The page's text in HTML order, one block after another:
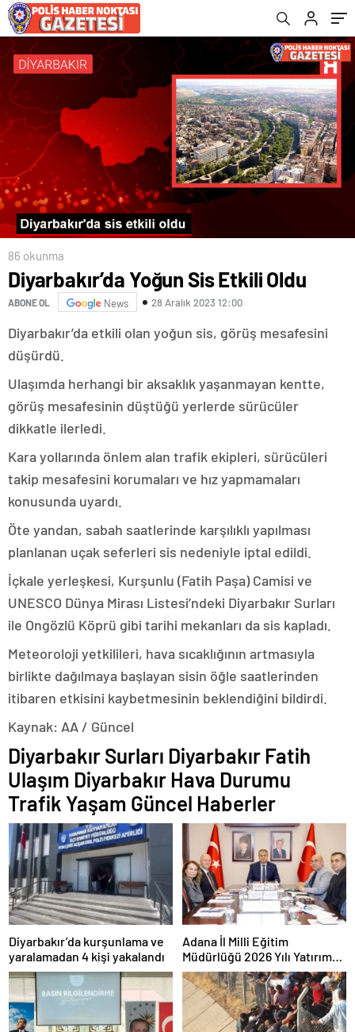
86 okunma
Diyarbakır’da Yoğun Sis Etkili Oldu
ABONE OL News 28 Aralık 2023 12:00
Diyarbakır’da etkili olan yoğun sis, görüş mesafesini
düşürdü.
Ulaşımda herhangi bir aksaklık yaşanmayan kentte,
görüş mesafesinin düştüğü yerlerde sürücüler
dikkatle ilerledi.
Kara yollarında önlem alan trafik ekipleri, sürücüleri
takip mesafesini korumaları ve hız yapmamaları
konusunda uyardı.
Öte yandan, sabah saatlerinde karşılıklı yapılması
planlanan uçak seferleri sis nedeniyle iptal edildi.
İçkale yerleşkesi, Kurşunlu (Fatih Paşa) Camisi ve
UNESCO Dünya Mirası Listesi’ndeki Diyarbakır Surları
ile Ongözlü Köprü gibi tarihi mekanları da sis kapladı.
Meteoroloji yetkilileri, hava sıcaklığının artmasıyla
birlikte dağılmaya başlayan sisin öğle saatlerinden
itibaren etkisini kaybetmesinin beklendiğini bildirdi.
Kaynak: AA / Güncel
Diyarbakır Surları Diyarbakır Fatih
Ulaşım Diyarbakır Hava Durumu
Trafik Yaşam Güncel Haberler
Diyarbakır’da kurşunlama ve
yaralamadan 4 kişi yakalandı
Adana İl Milli Eğitim
Müdürlüğü 2026 Yılı Yatırım
Programı değerlendirildi